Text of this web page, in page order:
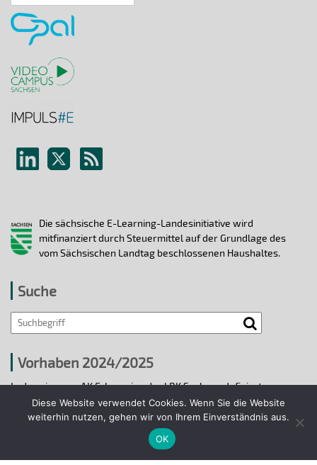
Archiv
Die sächsische E-Learning-Landesinitiative wird
mitfinanziert durch Steuermittel auf der Grundlage des
vom Sächsischen Landtag beschlossenen Haushaltes.
Suche
Vorhaben 2024/2025
In den vier vom AK E-Learning der LRK Sachsen definierten
strategischen Handlungsfeldern 2024/25 wurden bis 31.12.2025
ausgewählte E-Learning-Hochschulvorhaben durchgeführt.
Diese Website verwendet Cookies. Wenn Sie die Website
weiterhin nutzen, gehen wir von Ihrem Einverständnis aus.
OK